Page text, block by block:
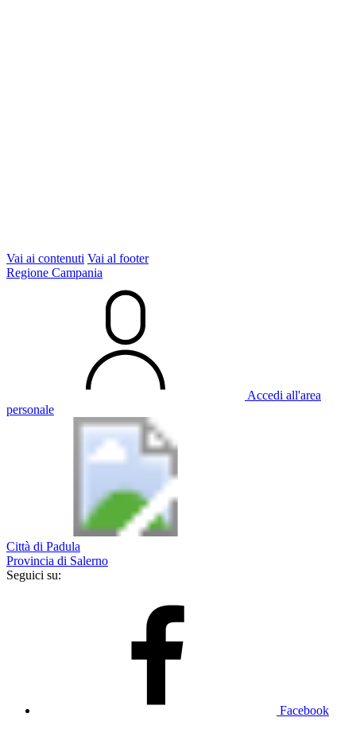
Vai ai contenuti Vai al footer
Regione Campania
Accedi all'area
personale
Città di Padula
Provincia di Salerno
Seguici su:
Facebook